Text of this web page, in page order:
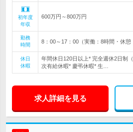
初年度
年収
600万円～800万円
勤務
時間
8：00～17：00（実働：8時間・休
休日
休暇
年間休日120日以上* 完全週休2日制
次有給休暇* 慶弔休暇* 生…
求人詳細を見る